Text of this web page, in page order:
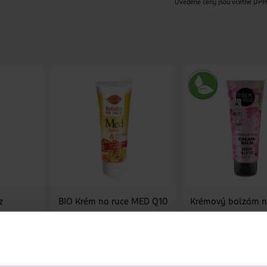
Uvedené ceny jsou včetně DPH
BIO Krém na ruce MED Q10
Krémový balzám